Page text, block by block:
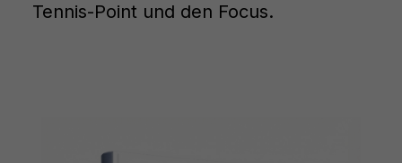
Tennis-Point und den Focus.